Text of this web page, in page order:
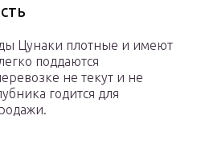
Цунаки плотные и имеют
поддаются
не текут и не
годится для